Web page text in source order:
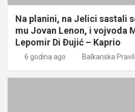
Na planini, na Jelici sastali
mu Jovan Lenon, i vojvoda
Lepomir Di Đujić – Kaprio
6 godina ago Balkanska